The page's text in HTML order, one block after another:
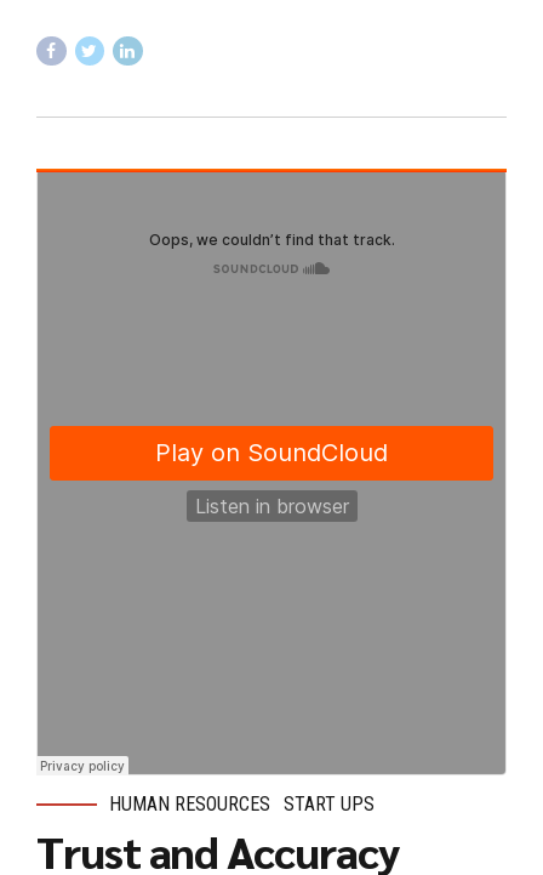
HUMAN RESOURCES START UPS
Trust and Accuracy